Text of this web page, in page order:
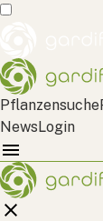
Pflanzensuche
NewsLogin